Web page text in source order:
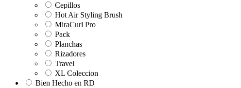
Cepillos
Hot Air Styling Brush
MiraCurl Pro
Pack
Planchas
Rizadores
Travel
XL Coleccion
Bien Hecho en RD